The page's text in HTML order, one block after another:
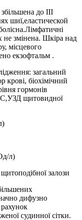
до IІI
шиї,еластической
змінена. Шкіра над
місцевого
екзофтальм .
загальний
крові, біохімічний
гормонів
щитовидної
л)
залози
дифузно
судинної сітки.